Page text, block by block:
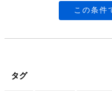
この条件
タグ